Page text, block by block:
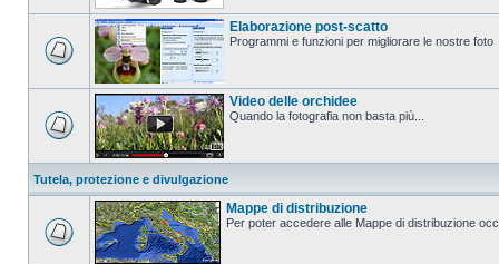
Elaborazione post-scatto
Programmi e funzioni per migliorare le nostre foto
Video delle orchidee
Quando la fotografia non basta più...
Tutela, protezione e divulgazione
Mappe di distribuzione
Per poter accedere alle Mappe di distribuzione